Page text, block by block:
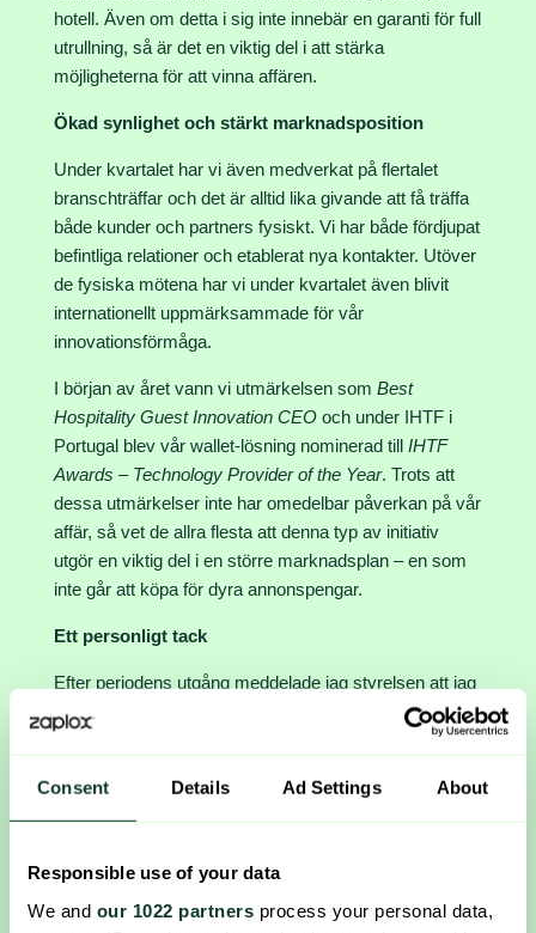
Consent Details Ad Settings About
Responsible use of your data
We and our 1022 partners process your personal data,
hotell. Även om detta i sig inte innebär en garanti för full
utrullning, så är det en viktig del i att stärka
möjligheterna för att vinna affären.
Ökad synlighet och stärkt marknadsposition
Under kvartalet har vi även medverkat på flertalet
branschträffar och det är alltid lika givande att få träffa
både kunder och partners fysiskt. Vi har både fördjupat
befintliga relationer och etablerat nya kontakter. Utöver
de fysiska mötena har vi under kvartalet även blivit
internationellt uppmärksammade för vår
innovationsförmåga.
I början av året vann vi utmärkelsen som Best
Hospitality Guest Innovation CEOoch under IHTF i
Portugal blev vår wallet-lösning nominerad till IHTF
Awards – Technology Provider of the Year. Trots att
dessa utmärkelser inte har omedelbar påverkan på vår
affär, så vet de allra flesta att denna typ av initiativ
utgör en viktig del i en större marknadsplan – en som
inte går att köpa för dyra annonspengar.
Ett personligt tack
Efter periodens utgång meddelade jag styrelsen att jag
har valt att kliva av rollen som VD för Zaplox. Det har
förbättrat vår lönsamhet med över 53 procent, stärkt
vår produktportfölj och skapat förtroende hos både nya
byggt något som jag känner stor stolthet över. Jag
kommer att fortsätta i min roll under en